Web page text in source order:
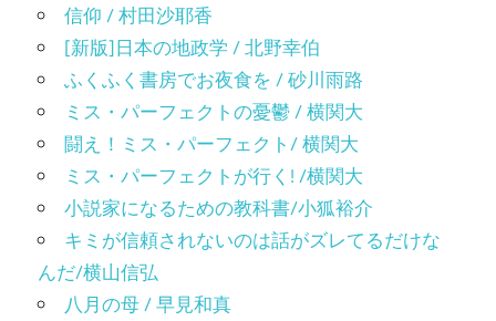
信仰 / 村田沙耶香
[新版]日本の地政学 / 北野幸伯
ふくふく書房でお夜食を / 砂川雨路
ミス・パーフェクトの憂鬱 / 横関大
闘え！ミス・パーフェクト/ 横関大
ミス・パーフェクトが行く! /横関大
小説家になるための教科書/小狐裕介
キミが信頼されないのは話がズレてるだけな
んだ/横山信弘
八月の母 / 早見和真